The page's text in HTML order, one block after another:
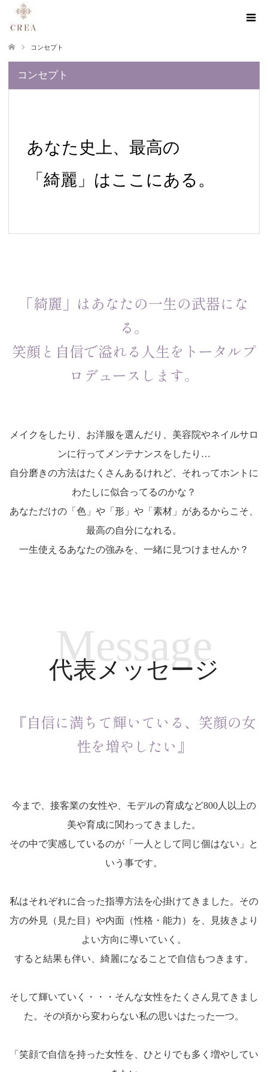
コンセプト
コンセプト
あなた史上、最高の
「綺麗」はここにある。
「綺麗」はあなたの一生の武器にな
る。
笑顔と自信で溢れる人生をトータルプ
ロデュースします。
メイクをしたり、お洋服を選んだり、美容院やネイルサロ
ンに行ってメンテナンスをしたり…
自分磨きの方法はたくさんあるけれど、それってホントに
わたしに似合ってるのかな？
あなただけの「色」や「形」や「素材」があるからこそ、
最高の自分になれる。
一生使えるあなたの強みを、一緒に見つけませんか？
Message
代表メッセージ
『自信に満ちて輝いている、笑顔の女
性を増やしたい』
今まで、接客業の女性や、モデルの育成など800人以上の
美や育成に関わってきました。
その中で実感しているのが「一人として同じ個はない」と
いう事です。
私はそれぞれに合った指導方法を心掛けてきました。その
方の外見（見た目）や内面（性格・能力）を、見抜きより
よい方向に導いていく。
すると結果も伴い、綺麗になることで自信もつきます。
そして輝いていく・・・そんな女性をたくさん見てきまし
た。その頃から変わらない私の思いはたった一つ。
「笑顔で自信を持った女性を、ひとりでも多く増やしてい